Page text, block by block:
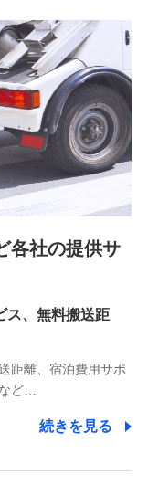
、福利厚生・採用
と従業員または従
業務、契約締結手
準ずる業務の遂行
の遂行のため
人向けASPサー
各社の提供サ
ス、無料搬送距
距離、宿泊費用サポ
ど…
続きを見る